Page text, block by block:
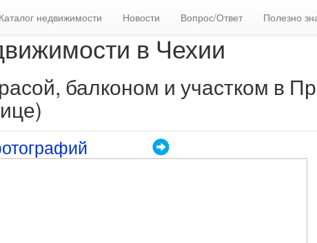
Каталог недвижимости Новости Вопрос/Ответ Полезно
в Чехии
балконом и участком в